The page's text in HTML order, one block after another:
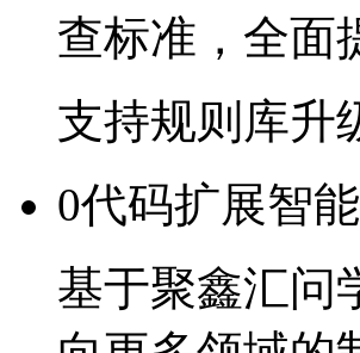
查标准，全
支持规则库升
0代码扩展智
基于聚鑫汇